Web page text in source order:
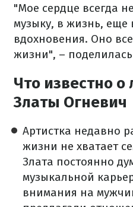
"Мое сердце всегда
музыку, в жизнь, еще
вдохновения. Оно
жизни", –
Что известно
Златы Огневич
Артистка недавно
жизни не хватает
Злата постоянно
музыкальной
внимания на